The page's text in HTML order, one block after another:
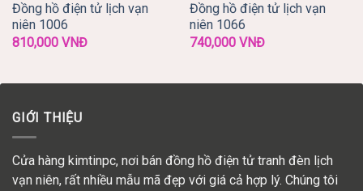
Đồng hồ điện tử lịch vạn
niên 1006
810,000 VNĐ
Đồng hồ điện tử lịch vạn
niên 1066
740,000 VNĐ
GIỚI THIỆU
Cửa hàng kimtinpc, nơi bán đồng hồ điện tử tranh đèn lịch
vạn niên, rất nhiều mẫu mã đẹp với giá cả hợp lý. Chúng tôi